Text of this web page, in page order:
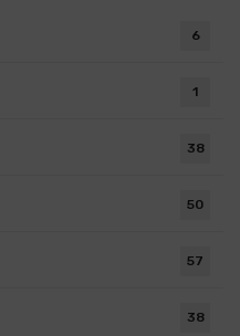
6
1
38
50
57
38